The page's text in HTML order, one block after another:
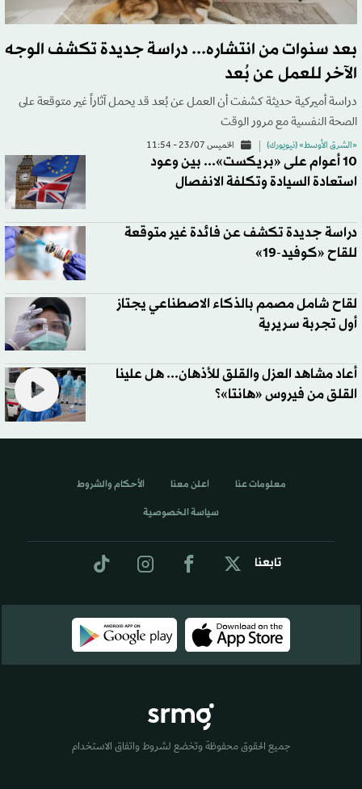
بعد سنوات من انتشاره... دراسة جديدة تكشف الوجه
الآخر للعمل عن بُعد
دراسة أميركية حديثة كشفت أن العمل عن بُعد قد يحمل آثاراً غير متوقعة على
الصحة النفسية مع مرور الوقت
«الشرق الأوسط» (نيويورك) الخميس 23/07 - 11:54
10 أعوام على «بريكست»... بين وعود
استعادة السيادة وتكلفة الانفصال
دراسة جديدة تكشف عن فائدة غير متوقعة
للقاح «كوفيد-19»
لقاح شامل مصمم بالذكاء الاصطناعي يجتاز
أول تجربة سريرية
أعاد مشاهد العزل والقلق للأذهان... هل علينا
القلق من فيروس «هانتا»؟
تابعنا
معلومات عنا اعلن معنا الأحكام والشروط
سياسة الخصوصية
جميع الحقوق محفوظة وتخضع لشروط واتفاق الاستخدام